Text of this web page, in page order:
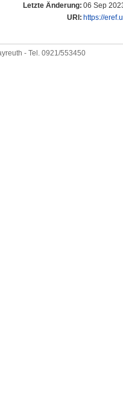
Letzte Änderung: 06 Sep
URI: https://
- Tel. 0921/553450